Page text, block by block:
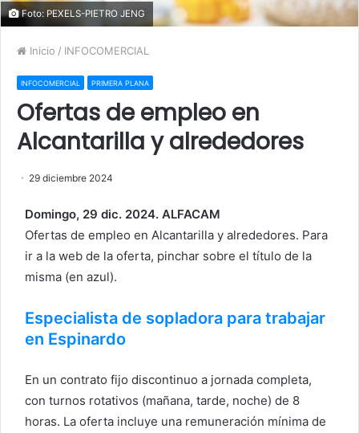
Foto: PEXELS-PIETRO JENG
Inicio / INFOCOMERCIAL
INFOCOMERCIAL PRIMERA PLANA
Ofertas de empleo en
Alcantarilla y alrededores
29 diciembre 2024
Domingo, 29 dic. 2024. ALFACAM
Ofertas de empleo en Alcantarilla y alrededores. Para
ir a la web de la oferta, pinchar sobre el título de la
misma (en azul).
Especialista de sopladora para trabajar
en Espinardo
En un contrato fijo discontinuo a jornada completa,
con turnos rotativos (mañana, tarde, noche) de 8
horas. La oferta incluye una remuneración mínima de